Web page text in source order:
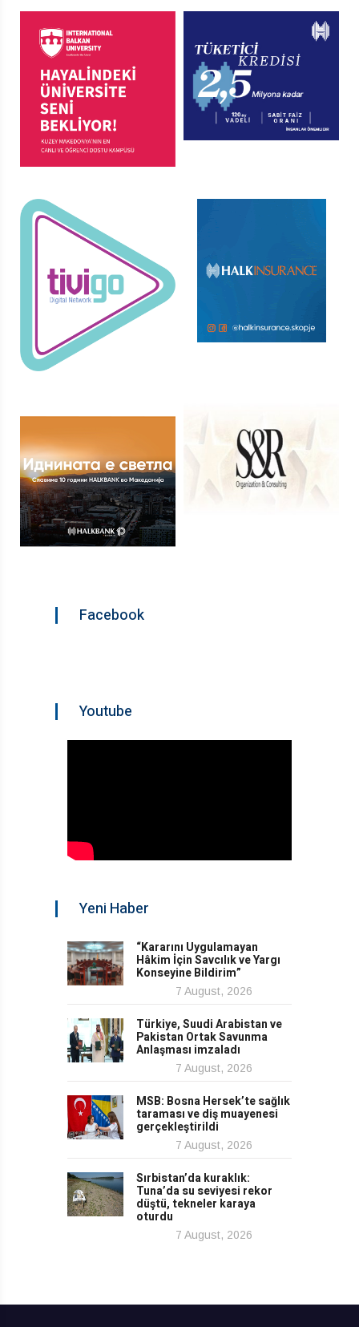
Facebook
Youtube
Yeni Haber
“Kararını Uygulamayan
Hâkim İçin Savcılık ve Yargı
Konseyine Bildirim”
7 August, 2026
Türkiye, Suudi Arabistan ve
Pakistan Ortak Savunma
Anlaşması imzaladı
7 August, 2026
MSB: Bosna Hersek’te sağlık
taraması ve diş muayenesi
gerçekleştirildi
7 August, 2026
Sırbistan’da kuraklık:
Tuna’da su seviyesi rekor
düştü, tekneler karaya
oturdu
7 August, 2026